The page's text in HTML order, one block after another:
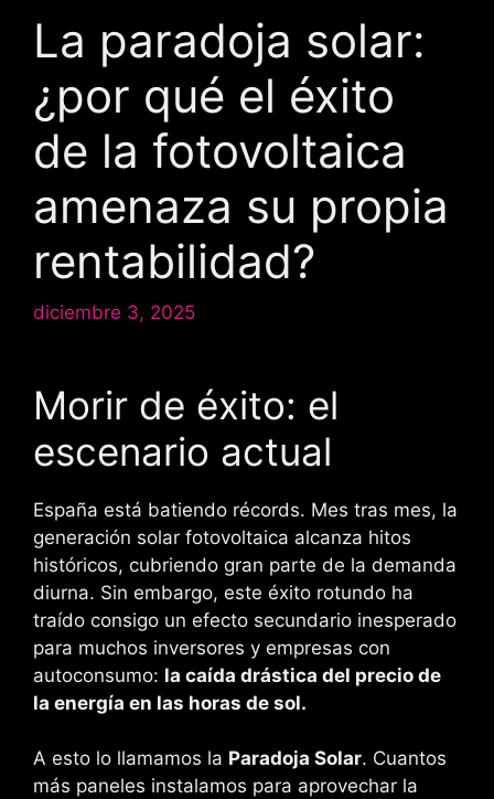
La paradoja solar:
¿por qué el éxito
de la fotovoltaica
amenaza su propia
rentabilidad?
diciembre 3, 2025
Morir de éxito: el
escenario actual
España está batiendo récords. Mes tras mes, la
generación solar fotovoltaica alcanza hitos
históricos, cubriendo gran parte de la demanda
diurna. Sin embargo, este éxito rotundo ha
traído consigo un efecto secundario inesperado
para muchos inversores y empresas con
autoconsumo: la caída drástica del precio de
la energía en las horas de sol.
A esto lo llamamos la Paradoja Solar. Cuantos
más paneles instalamos para aprovechar la